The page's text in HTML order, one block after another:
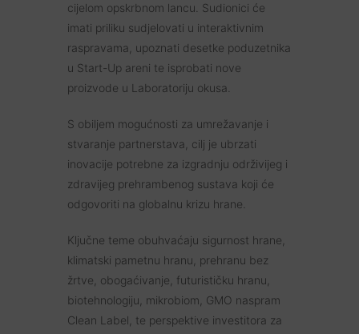
cijelom opskrbnom lancu. Sudionici će
imati priliku sudjelovati u interaktivnim
raspravama, upoznati desetke poduzetnika
u Start-Up areni te isprobati nove
proizvode u Laboratoriju okusa.
S obiljem mogućnosti za umrežavanje i
stvaranje partnerstava, cilj je ubrzati
inovacije potrebne za izgradnju održivijeg i
zdravijeg prehrambenog sustava koji će
odgovoriti na globalnu krizu hrane.
Ključne teme obuhvaćaju sigurnost hrane,
klimatski pametnu hranu, prehranu bez
žrtve, obogaćivanje, futurističku hranu,
biotehnologiju, mikrobiom, GMO naspram
Clean Label, te perspektive investitora za